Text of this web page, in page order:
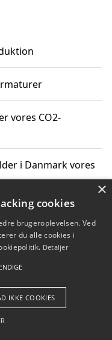
vores CO2-
i Danmark vores
påvirker vores
×
cookies
brugeroplevelsen. Ved
du alle cookies i
Detaljer
IKKE COOKIES